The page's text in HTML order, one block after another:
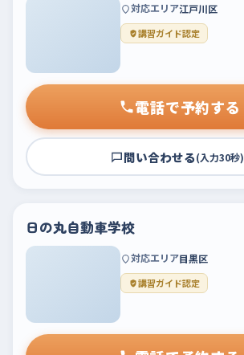
対応エリア江戸川区
講習ガイド認定
電話で予約する
問い合わせる(入力30秒)
日の丸自動車学校
対応エリア目黒区
講習ガイド認定